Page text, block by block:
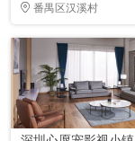
番禺区汉溪村